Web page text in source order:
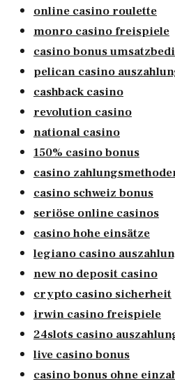
online casino roulette
monro casino freispiele
casino bonus
pelican casino
cashback casino
revolution casino
national casino
150% casino bonus
casino
casino schweiz bonus
seriöse online casinos
casino hohe einsätze
legiano casino
new no deposit casino
crypto casino sicherheit
irwin casino freispiele
24slots casino
live casino bonus
casino bonus ohne